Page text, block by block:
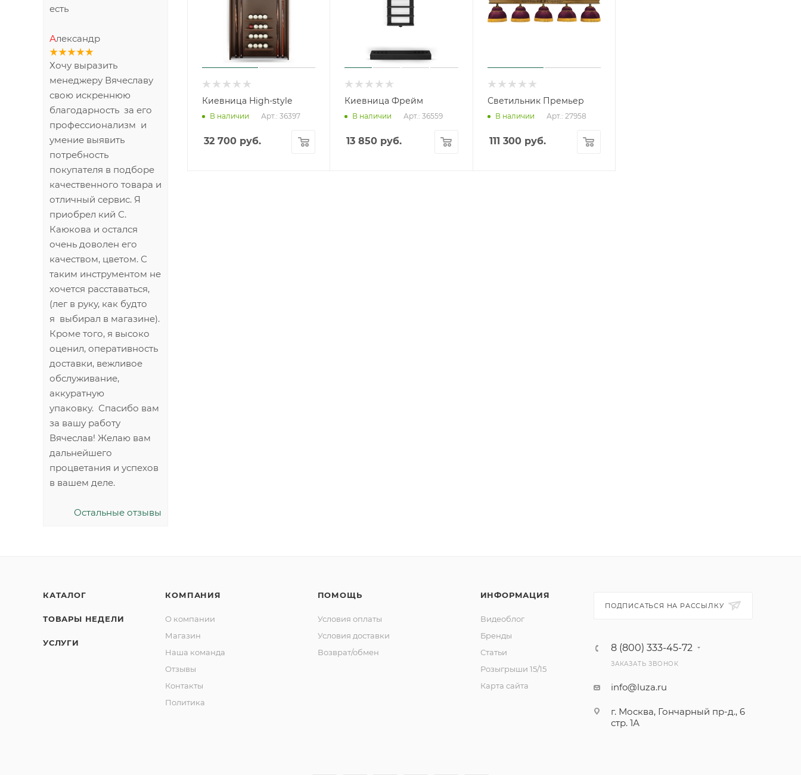
Киевница High-style
В наличии Арт.: 36397
32 700 руб.
Киевница Фрейм
В наличии Арт.: 36559
13 850 руб.
Светильник Премьер
В наличии Арт.: 27958
111 300руб.
есть
Александр
Хочу выразить
менеджеру Вячеславу
свою искреннюю
благодарность за его
профессионализм и
умение выявить
потребность
покупателя в подборе
качественного товара и
отличный сервис. Я
приобрел кий С.
Каюкова и остался
очень доволен его
качеством, цветом. С
таким инструментом не
хочется расставаться,
(лег в руку, как будто
я выбирал в магазине).
Кроме того, я высоко
оценил, оперативность
доставки, вежливое
обслуживание,
аккуратную
упаковку. Спасибо вам
за вашу работу
Вячеслав! Желаю вам
дальнейшего
процветания и успехов
в вашем деле.
Остальные отзывы
КАТАЛОГ
ТОВАРЫ НЕДЕЛИ
УСЛУГИ
КОМПАНИЯ
О компании
Магазин
Наша команда
Отзывы
Контакты
Политика
ПОМОЩЬ
Условия оплаты
Условия доставки
Возврат/обмен
ИНФОРМАЦИЯ
Видеоблог
Бренды
Статьи
Розыгрыши 15/15
Карта сайта
ПОДПИСАТЬСЯ НА РАССЫЛКУ
8 (800) 333-45-72
ЗАКАЗАТЬ ЗВОНОК
info@luza.ru
г. Москва, Гончарный пр-д., 6
стр. 1А